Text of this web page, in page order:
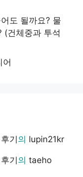
도 될까요? 물
(건체중과 투석
어
기의 lupin21kr
기의 taeho